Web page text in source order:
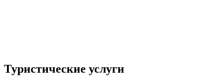
Туристические услуги